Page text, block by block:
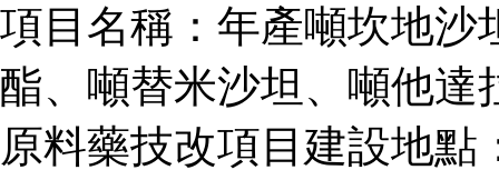
項目名稱：年產噸坎地沙
酯、噸替米沙坦、噸他達
原料藥技改項目建設地